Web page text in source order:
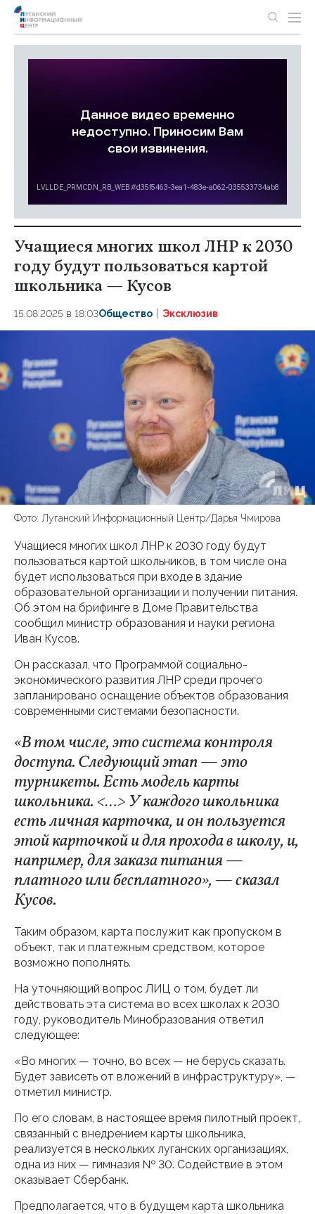
Учащиеся многих школ ЛНР к 2030
году будут пользоваться картой
школьника — Кусов
15.08.2025 в 18:03Общество Эксклюзив
Фото: Луганский Информационный Центр/Дарья Чмирова
Учащиеся многих школ ЛНР к 2030 году будут
пользоваться картой школьников, в том числе она
будет использоваться при входе в здание
образовательной организации и получении питания.
Об этом на брифинге в Доме Правительства
сообщил министр образования и науки региона
Иван Кусов.
Он рассказал, что Программой социально-
экономического развития ЛНР среди прочего
запланировано оснащение объектов образования
современными системами безопасности.
«В том числе, это система контроля
доступа. Следующий этап — это
турникеты. Есть модель карты
школьника. <…> У каждого школьника
есть личная карточка, и он пользуется
этой карточкой и для прохода в школу, и,
например, для заказа питания —
платного или бесплатного», — сказал
Кусов.
Таким образом, карта послужит как пропуском в
объект, так и платежным средством, которое
возможно пополнять.
На уточняющий вопрос ЛИЦ о том, будет ли
действовать эта система во всех школах к 2030
году, руководитель Минобразования ответил
следующее:
«Во многих — точно, во всех — не берусь сказать.
Будет зависеть от вложений в инфраструктуру», —
отметил министр.
По его словам, в настоящее время пилотный проект,
связанный с внедрением карты школьника,
реализуется в нескольких луганских организациях,
одна из них — гимназия № 30. Содействие в этом
оказывает Сбербанк.
Предполагается, что в будущем карта школьника